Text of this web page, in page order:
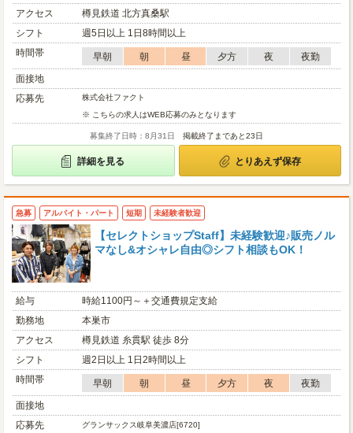
アクセス
樽見鉄道 北方真桑駅
シフト
週5日以上 1日8時間以上
時間帯
早朝 朝 昼 夕方 夜
夜勤
面接地
応募先
株式会社ファクト
※ こちらの求人はWEB応募のみとなります
募集終了日時：8月31日 掲載終了まであと23日
詳細を見る とりあえず保存
急募 アルバイト・パート 短期 未経験者歓迎
【セレクトショップStaff】未経験歓迎♪販売ノル
マなし&オシャレ自由◎シフト相談もOK！
給与
時給1100円～＋交通費規定支給
勤務地
本巣市
アクセス
樽見鉄道 糸貫駅 徒歩 8分
シフト
週2日以上 1日2時間以上
時間帯
早朝 朝 昼 夕方 夜
夜勤
面接地
応募先
グランサックス岐阜美濃店[6720]